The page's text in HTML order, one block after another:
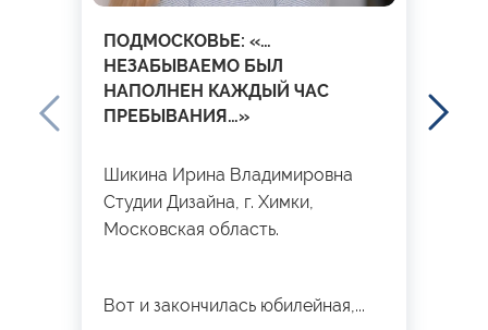
ПОДМОСКОВЬЕ: «…
НЕЗАБЫВАЕМО БЫЛ
НАПОЛНЕН КАЖДЫЙ ЧАС
ПРЕБЫВАНИЯ…»
Шикина Ирина Владимировна
Студии Дизайна, г. Химки,
Московская область.
Вот и закончилась юбилейная,...